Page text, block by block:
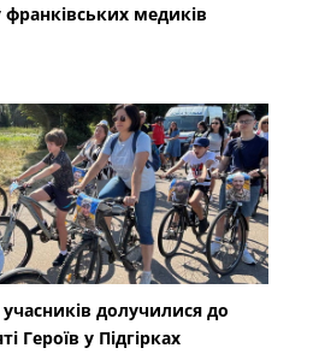
медиків
учасників долучилися до
Героїв у Підгірках